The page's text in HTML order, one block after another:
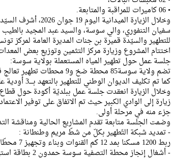
• 06 كاميرات للمراقبة والمتابعة.
وخلال الزيارة
سفيان التنفوري، والي سوسة، والسيد عبد المجيد بالطيب
للتطهير والسيّدة قميرة بن جنات المديرة العامة لمركز
اختتام المشروع وزيارة مركز التثمين وتوزيع بعض
جلسة عمل حول تطهير المياه المستعملة بولاية سوسة:
تضم ولاية سوسة85 محطة ضخ و9 محطات تطهير تعالج قرابة 1200 مليون مكعب في السنة.
كما تم تكليف الديوان الوطني للتطهير بالتعهد بــــ3 أودية عابرة للمدن من جملة 8 أودية.
وخلال الزيارة انعقدت جلسة عمل ببلديّة أكودة حول قطاع
زيارة إلى الوادي الكبير حيث تم الاتفاق على توفير
جزء منه في مرحلة أولى.
وضمت الجلسة متابعة تقدم المشاريع الحالية ومناقشة
- تمديد شبكة التّطهير بكلّ من شطّ مريم وطنطانة :
ربط 1200 مسكنا بمد 12 كم القنوات وبناء وتجهيز 7 محطّات ضخّ.